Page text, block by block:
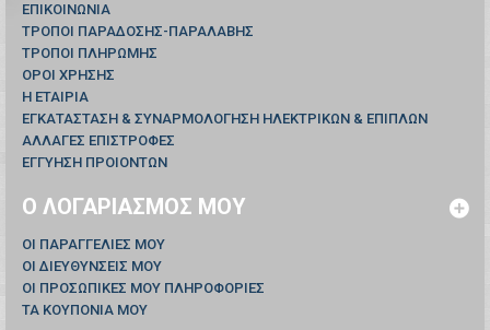
ΕΠΙΚΟΙΝΩΝΊΑ
ΤΡΟΠΟΙ ΠΑΡΑΔΟΣΗΣ-ΠΑΡΑΛΑΒΗΣ
ΤΡΟΠΟΙ ΠΛΗΡΩΜΗΣ
ΟΡΟΙ ΧΡΗΣΗΣ
Η ΕΤΑΙΡΙΑ
ΕΓΚΑΤΑΣΤΑΣΗ & ΣΥΝΑΡΜΟΛΟΓΗΣΗ ΗΛΕΚΤΡΙΚΩΝ & ΕΠΙΠΛΩΝ
ΑΛΛΑΓΕΣ ΕΠΙΣΤΡΟΦΕΣ
ΕΓΓΥΗΣΗ ΠΡΟΙΟΝΤΩΝ
Ο ΛΟΓΑΡΙΑΣΜΌΣ ΜΟΥ
ΟΙ ΠΑΡΑΓΓΕΛΊΕΣ ΜΟΥ
ΟΙ ΔΙΕΥΘΎΝΣΕΙΣ ΜΟΥ
ΟΙ ΠΡΟΣΩΠΙΚΈΣ ΜΟΥ ΠΛΗΡΟΦΟΡΊΕΣ
ΤΑ ΚΟΥΠΌΝΙΑ ΜΟΥ